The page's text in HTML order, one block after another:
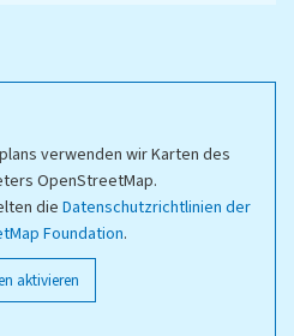
verwenden wir Karten des
OpenStreetMap.
die Datenschutzrichtlinien der
Foundation.
aktivieren